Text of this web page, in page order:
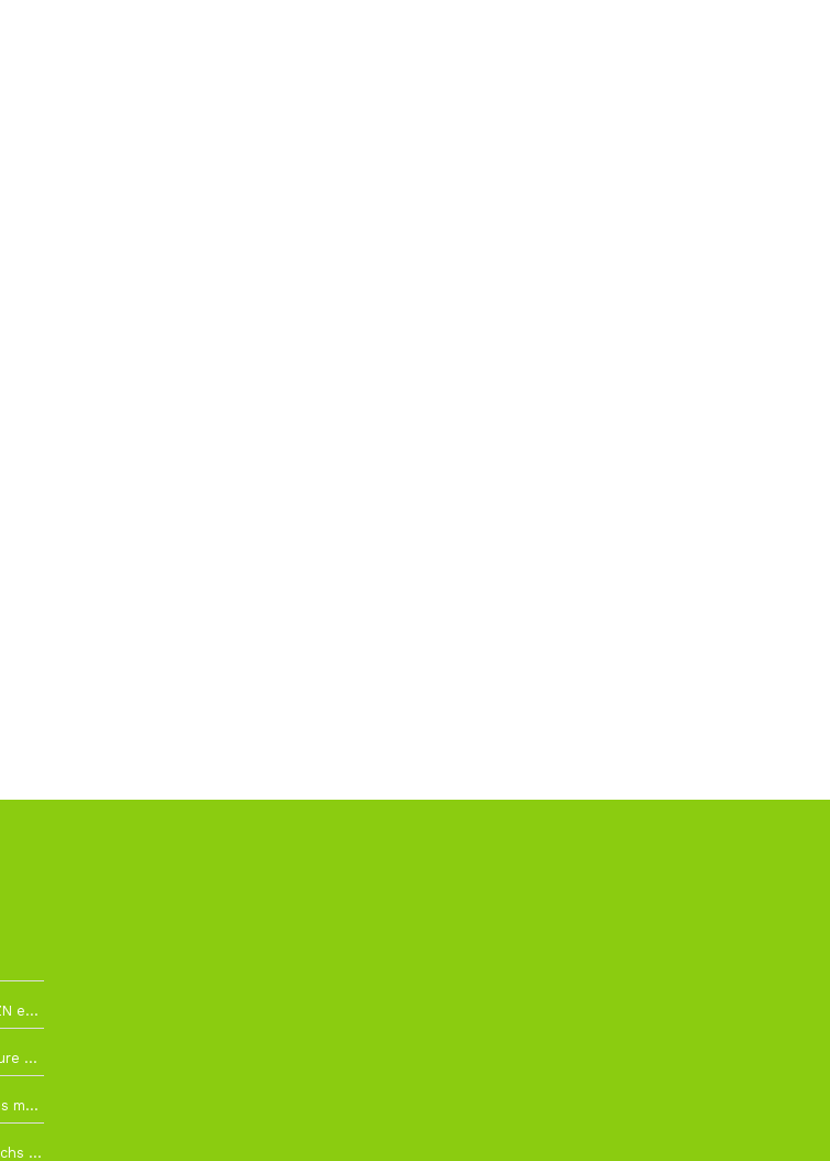
La Liga change de diffuseur : DAZN et Disney+ remplacent beIN Sports !
RC Lens – Villarreal : à quelle heure et sur quelle chaîne voir la finale de la Como Cup ?
Como Cup : comment regarder les matchs du RC Lens en direct ?
Ligue 1+ diffusera plus de 30 matchs amicaux avant la reprise de la Ligue 1